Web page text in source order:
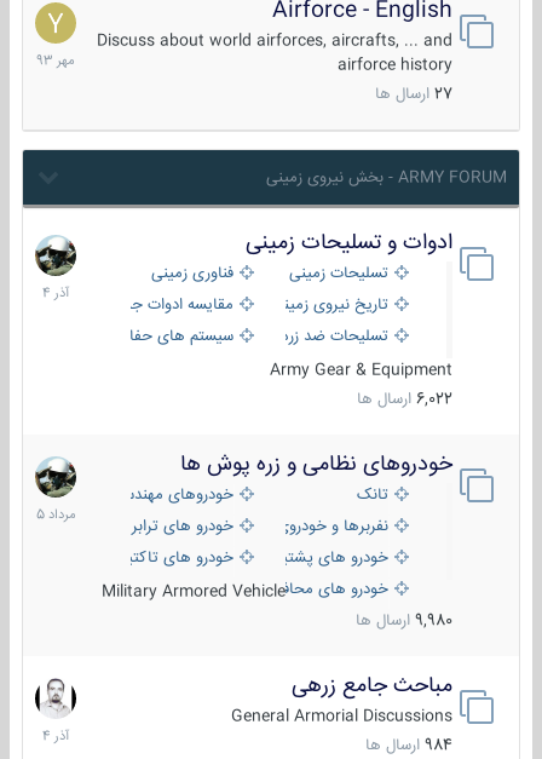
Airforce - English
Discuss about world airforces, aircrafts, ... and
airforce history
27 ارسال ها
15
مهر
1393
ARMY FORUM - بخش نیروی زمینی
ادوات و تسلیحات زمینی
تسلیحات زمینی
فناوری زمینی
تاریخ نیروی زمینی
مقایسه ادوات جنگی
تسلیحات ضد زره
سیستم های حفاظت فعال
Army Gear & Equipment
6,022 ارسال ها
21
آذر
1404
خودروهای نظامی و زره پوش ها
تانک
خودروهای مهندسی
نفربرها و خودروی های رزمی پیاده نظام
خودرو های ترابری نظامی
خودرو های پشتیبانی آتش ، شناسایی و ضد تانک
خودرو های تاکتیکی نظامی
خودرو های محافظت شدهMilitary Armored Vehicle
9,980 ارسال ها
2
مرداد
1405
مباحث جامع زرهی
General Armorial Discussions
984 ارسال ها
7
آذر
1404